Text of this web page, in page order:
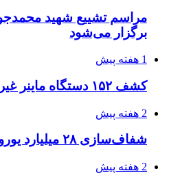
اعزام ۱۷۰ دستگاه
برای مراسم اربعین
2 هفته پیش
صفحه اول روزنامه‌های
یکم تیر ماه